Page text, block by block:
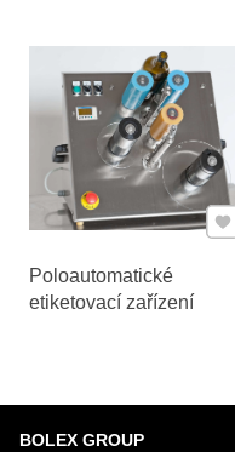
Poloautomatické
etiketovací zařízení
BOLEX GROUP